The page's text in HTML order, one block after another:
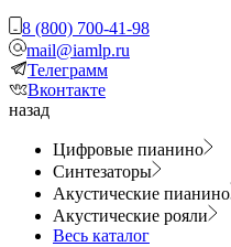
8 (800) 700-41-98
mail@iamlp.ru
Телеграмм
Вконтакте
назад
Цифровые пианино
Синтезаторы
Акустические пианино
Акустические рояли
Весь каталог